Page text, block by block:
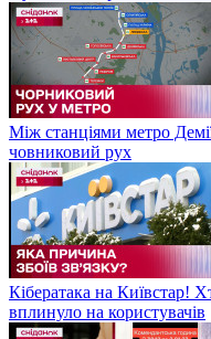
Між станціями метро
човниковий рух
Кібератака на Київстар!
вплинуло на користувачів